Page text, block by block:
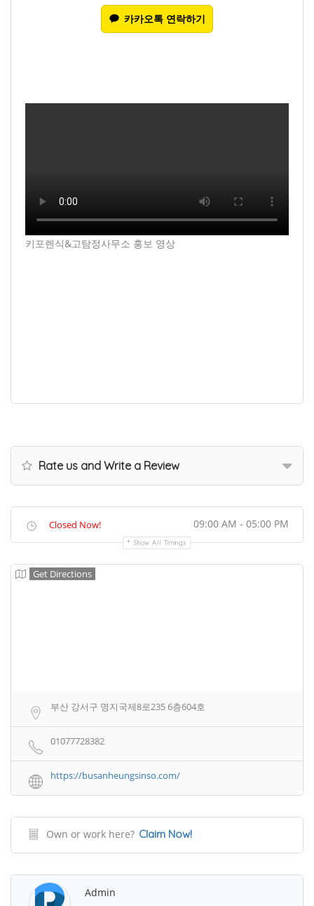
카카오톡 연락하기
키포렌식&고탐정사무소 홍보 영상
Rate us and Write a Review
Closed Now! 09:00 AM - 05:00 PM
Show All Timings
Get Directions
부산 강서구 명지국제8로235 6층604호
01077728382
https://busanheungsinso.com/
Own or work here? Claim Now!
Admin